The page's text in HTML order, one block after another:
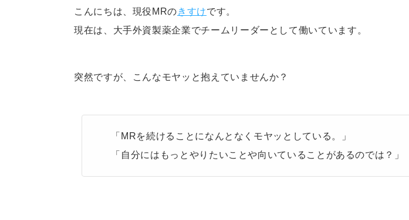
こんにちは、現役MRのきすけです。
現在は、大手外資製薬企業でチームリーダーとして働いています。
突然ですが、こんなモヤッと抱えていませんか？
「MRを続けることになんとなくモヤッとしている。」
「自分にはもっとやりたいことや向いていることがあるのでは？」